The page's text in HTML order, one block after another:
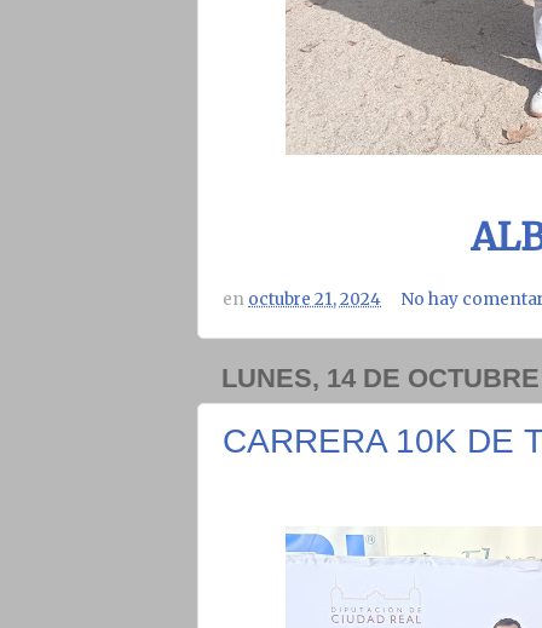
en octubre 21, 2024 No hay
LUNES, 14 DE
CARRERA 10K DE